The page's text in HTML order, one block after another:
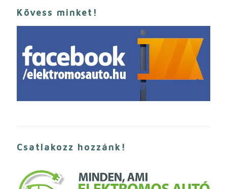
Kövess minket!
Csatlakozz hozzánk!